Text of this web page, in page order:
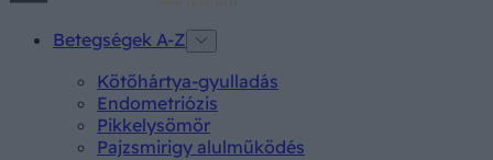
Betegségek A-Z
Kötőhártya-gyulladás
Endometriózis
Pikkelysömör
Pajzsmirigy alulműködés